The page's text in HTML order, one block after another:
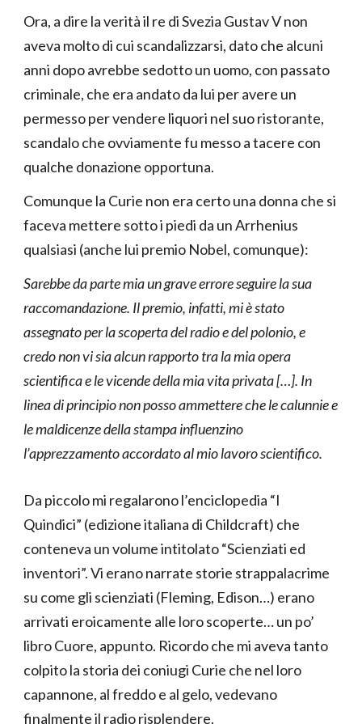
Ora, a dire la verità il re di Svezia Gustav V non
aveva molto di cui scandalizzarsi, dato che alcuni
anni dopo avrebbe sedotto un uomo, con passato
criminale, che era andato da lui per avere un
permesso per vendere liquori nel suo ristorante,
scandalo che ovviamente fu messo a tacere con
qualche donazione opportuna.
Comunque la Curie non era certo una donna che si
faceva mettere sotto i piedi da un Arrhenius
qualsiasi (anche lui premio Nobel, comunque):
Sarebbe da parte mia un grave errore seguire la sua
raccomandazione. Il premio, infatti, mi è stato
assegnato per la scoperta del radio e del polonio, e
credo non vi sia alcun rapporto tra la mia opera
scientifica e le vicende della mia vita privata […]. In
linea di principio non posso ammettere che le calunnie e
le maldicenze della stampa influenzino
l’apprezzamento accordato al mio lavoro scientifico.
Da piccolo mi regalarono l’enciclopedia “I
Quindici” (edizione italiana di Childcraft) che
conteneva un volume intitolato “Scienziati ed
inventori”. Vi erano narrate storie strappalacrime
su come gli scienziati (Fleming, Edison…) erano
arrivati eroicamente alle loro scoperte… un po’
libro Cuore, appunto. Ricordo che mi aveva tanto
colpito la storia dei coniugi Curie che nel loro
capannone, al freddo e al gelo, vedevano
finalmente il radio risplendere.